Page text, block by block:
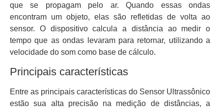
que se propagam pelo ar. Quando essas ondas
encontram um objeto, elas são refletidas de volta ao
sensor. O dispositivo calcula a distância ao medir o
tempo que as ondas levaram para retornar, utilizando a
velocidade do som como base de cálculo.
Principais características
Entre as principais características do Sensor Ultrassônico
estão sua alta precisão na medição de distâncias, a